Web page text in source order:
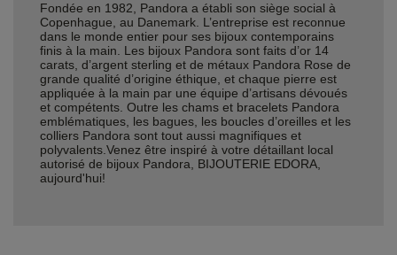
Fondée en 1982, Pandora a établi son siège social à
Copenhague, au Danemark. L’entreprise est reconnue
dans le monde entier pour ses bijoux contemporains
finis à la main. Les bijoux Pandora sont faits d’or 14
carats, d’argent sterling et de métaux Pandora Rose de
grande qualité d’origine éthique, et chaque pierre est
appliquée à la main par une équipe d’artisans dévoués
et compétents. Outre les chams et bracelets Pandora
emblématiques, les bagues, les boucles d’oreilles et les
colliers Pandora sont tout aussi magnifiques et
polyvalents.Venez être inspiré à votre détaillant local
autorisé de bijoux Pandora, BIJOUTERIE EDORA,
aujourd'hui!